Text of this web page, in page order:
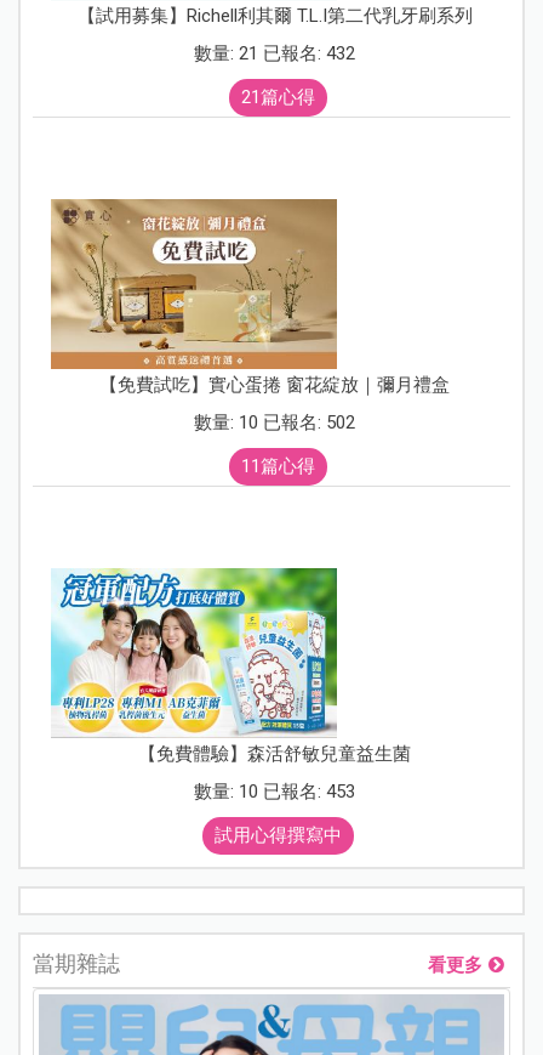
【試用募集】Richell利其爾 T.L.I第二代乳牙刷系列
數量: 21 已報名: 432
21篇心得
【免費試吃】實心蛋捲 窗花綻放｜彌月禮盒
數量: 10 已報名: 502
11篇心得
【免費體驗】森活舒敏兒童益生菌
數量: 10 已報名: 453
試用心得撰寫中
當期雜誌 看更多